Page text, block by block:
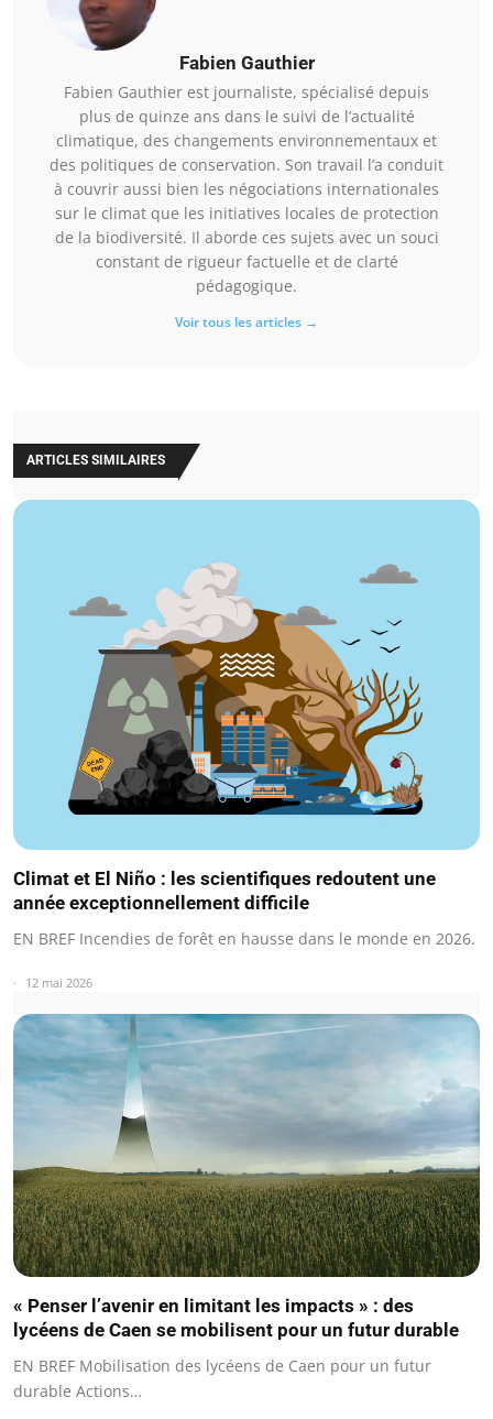
Fabien Gauthier
Fabien Gauthier est journaliste, spécialisé depuis
plus de quinze ans dans le suivi de l’actualité
climatique, des changements environnementaux et
des politiques de conservation. Son travail l’a conduit
à couvrir aussi bien les négociations internationales
sur le climat que les initiatives locales de protection
de la biodiversité. Il aborde ces sujets avec un souci
constant de rigueur factuelle et de clarté
pédagogique.
Voir tous les articles →
ARTICLES SIMILAIRES
Climat et El Niño : les scientifiques redoutent une
année exceptionnellement difficile
EN BREF Incendies de forêt en hausse dans le monde en 2026.
12 mai 2026
« Penser l’avenir en limitant les impacts » : des
lycéens de Caen se mobilisent pour un futur durable
EN BREF Mobilisation des lycéens de Caen pour un futur
durable Actions…